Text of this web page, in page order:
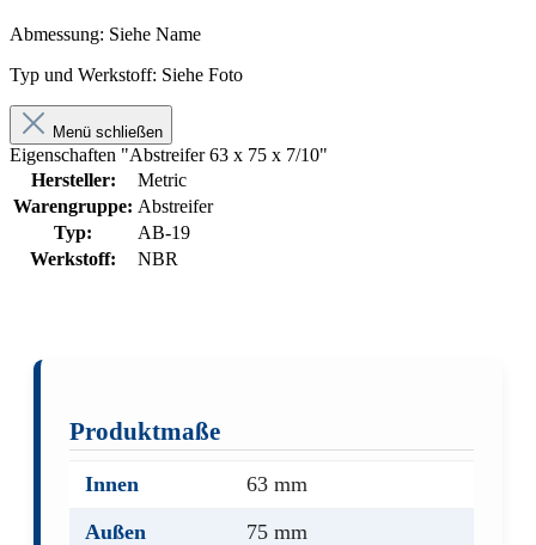
Abmessung: Siehe Name
Typ und Werkstoff: Siehe Foto
Menü schließen
Eigenschaften "Abstreifer 63 x 75 x 7/10"
Hersteller:
Metric
Warengruppe: Abstreifer
Typ:
AB-19
Werkstoff:
NBR
Produktmaße
Innen
63 mm
Außen
75 mm